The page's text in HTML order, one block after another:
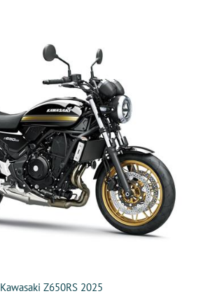
Kawasaki Z650RS 2025